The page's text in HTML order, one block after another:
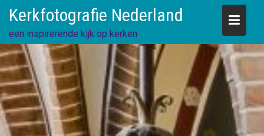
content
Kerkfotografie Nederland
een inspirerende kijk op kerken